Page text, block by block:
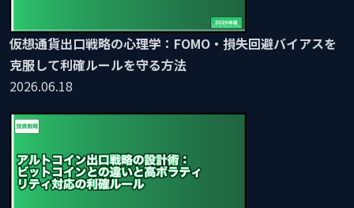
仮想通貨出口戦略の心理学：FOMO・損失回避バイアスを
克服して利確ルールを守る方法
2026.06.18